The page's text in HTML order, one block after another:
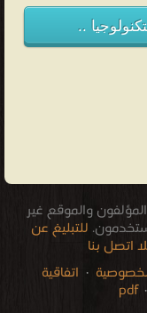
..
والموقع غير
للتبليغ عن
بنا
· اتفاقية
·